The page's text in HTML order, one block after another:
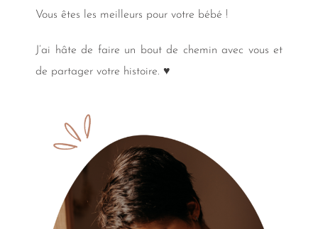
Vous êtes les meilleurs pour votre bébé !
J’ai hâte de faire un bout de chemin avec vous et
de partager votre histoire. ♥